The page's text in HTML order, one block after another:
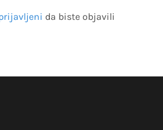
da biste objavili